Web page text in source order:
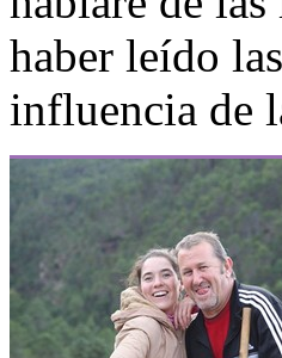
haber leído
influencia de